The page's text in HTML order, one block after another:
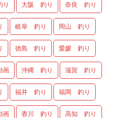
大阪 釣り 奈良 釣り
岐阜 釣り 岡山 釣り
徳島 釣り 愛媛 釣り
画 沖縄 釣り 滋賀 釣り
福井 釣り 福岡 釣り
画 香川 釣り 高知 釣り